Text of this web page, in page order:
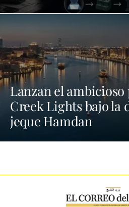
Lanzan el
Creek Lights bajo la
jeque Hamdan